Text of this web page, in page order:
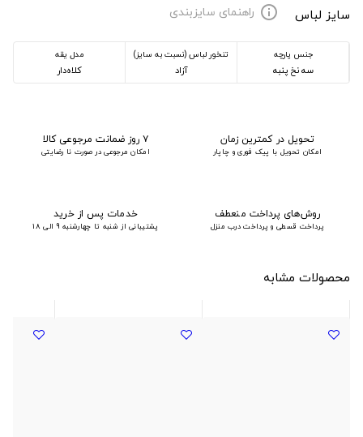
سایز لباس
info راهنمای سایزبندی
جنس پارچه
سه نخ پنبه
تنخور لباس (نسبت به سایز)
آزاد
مدل یقه
کلاه‌دار
تحویل در کمترین زمان
امکان تحویل با پیک فوری و چاپار
۷ روز ضمانت مرجوعی کالا
امکان مرجوعی در صورت نا رضایتی
روش‌های پرداخت منعطف
پرداخت قسطی و پرداخت درب منزل
خدمات پس از خرید
پشتیبانی از شنبه تا چهارشنبه 9 الی 18
محصولات مشابه